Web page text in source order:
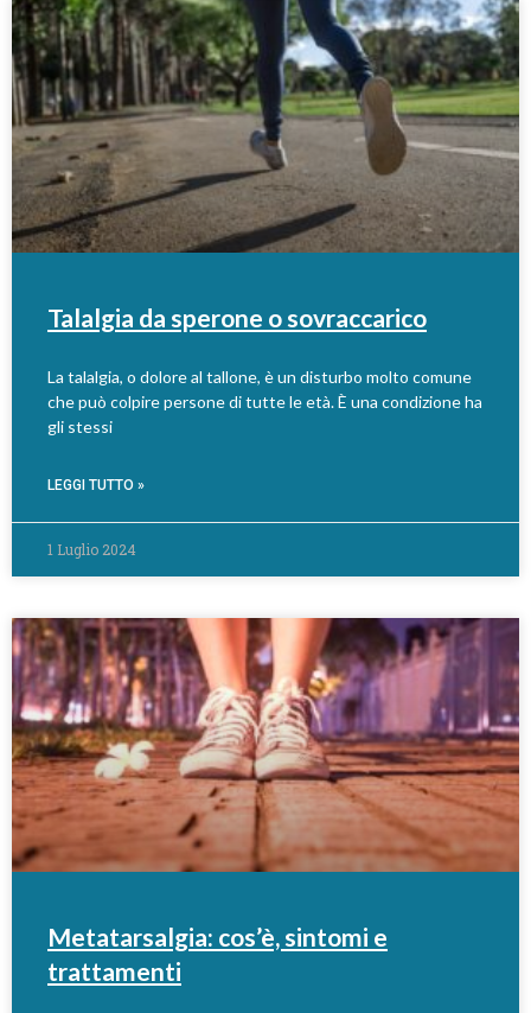
Talalgia da sperone o sovraccarico
La talalgia, o dolore al tallone, è un disturbo molto comune
che può colpire persone di tutte le età. È una condizione ha
gli stessi
LEGGI TUTTO »
1 Luglio 2024
Metatarsalgia: cos’è, sintomi e
trattamenti